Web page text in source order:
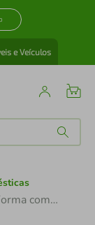
e Veículos
Le Rechaud Forma com Difusor de Calor - 5 Litros